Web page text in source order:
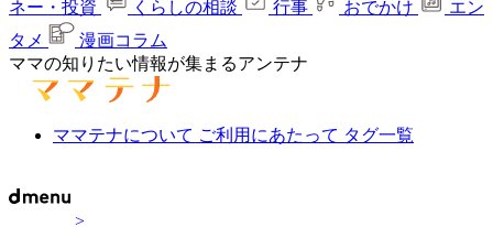
ネー・投資
くらしの相談 行事 おでかけ
エン
タメ
漫画コラム
ママの知りたい情報が集まるアンテナ
ママテナについて ご利用にあたって タグ一覧
>